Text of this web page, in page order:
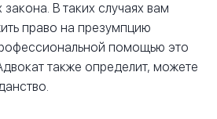
В таких случаях вам
право на презумпцию
помощью это
также определит, можете